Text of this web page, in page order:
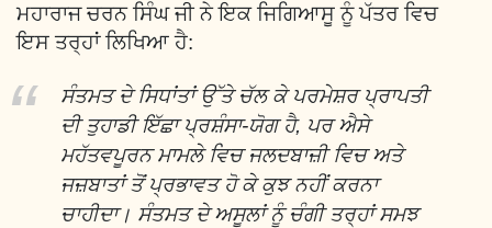
ਮਹਾਰਾਜ ਚਰਨ ਸਿੰਘ ਜੀ ਨੇ ਇਕ ਜਿਗਿਆਸੂ ਨੂੰ ਪੱਤਰ ਵਿਚ
ਇਸ ਤਰ੍ਹਾਂ ਲਿਖਿਆ ਹੈ:
ਸੰਤਮਤ ਦੇ ਸਿਧਾਂਤਾਂ ਉੱਤੇ ਚੱਲ ਕੇ ਪਰਮੇਸ਼ਰ ਪ੍ਰਾਪਤੀ
ਦੀ ਤੁਹਾਡੀ ਇੱਛਾ ਪ੍ਰਸ਼ੰਸਾ-ਯੋਗ ਹੈ, ਪਰ ਐਸੇ
ਮਹੱਤਵਪੂਰਨ ਮਾਮਲੇ ਵਿਚ ਜਲਦਬਾਜ਼ੀ ਵਿਚ ਅਤੇ
ਜਜ਼ਬਾਤਾਂ ਤੋਂ ਪ੍ਰਭਾਵਤ ਹੋ ਕੇ ਕੁਝ ਨਹੀਂ ਕਰਨਾ
ਚਾਹੀਦਾ। ਸੰਤਮਤ ਦੇ ਅਸੂਲਾਂ ਨੂੰ ਚੰਗੀ ਤਰ੍ਹਾਂ ਸਮਝ